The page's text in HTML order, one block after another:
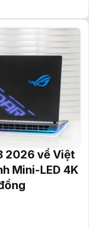
2026 về Việt
Mini-LED 4K